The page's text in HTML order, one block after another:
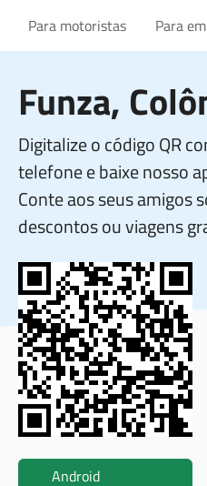
Para motoristas Para
Funza,
Digitalize o código QR
telefone e baixe nosso
Conte aos seus amigos
descontos ou viagens
Android